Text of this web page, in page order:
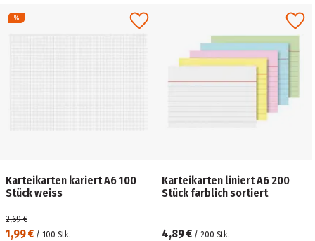
Karteikarten kariert A6 100
Stück weiss
1,99 € / 100 Stk.
2,69 €
Karteikarten liniert A6 200
Stück farblich sortiert
4,89 € / 200 Stk.